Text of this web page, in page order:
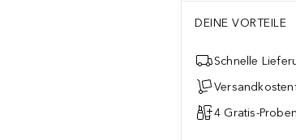
DEINE VORTEILE
Schnelle
4 Gratis-